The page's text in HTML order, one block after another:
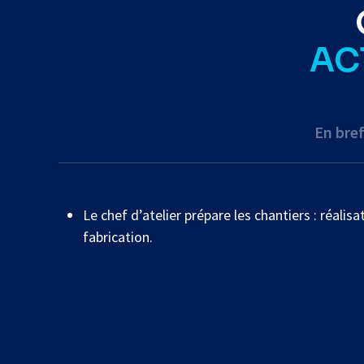
En bref
Le chef d’atelier prépare les chantiers :
fabrication.